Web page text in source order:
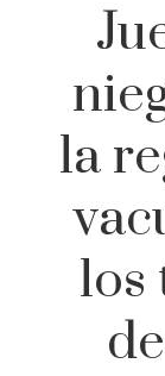
la
los